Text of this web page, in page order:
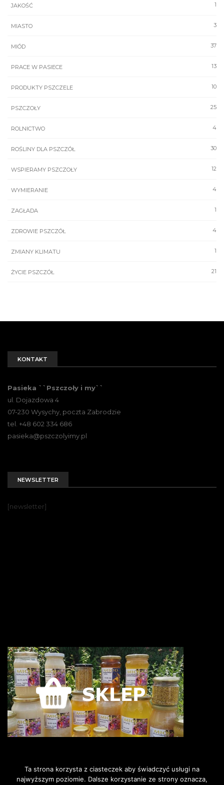
1
JAKOŚĆ
3
MIASTO
37
MIÓD
13
PRACE W PASIECE
10
PRODUKTY PSZCZELE
25
PSZCZOŁY
4
ROLNICTWO
30
ROŚLINY DLA PSZCZÓŁ
12
WSPIERAMY PSZCZOŁY
4
WYMIERANIE
1
ZAGŁADA
4
ZDROWIE PSZCZÓŁ
1
ZMIANY KLIMATU
21
ŻYCIE PSZCZÓŁ
KONTAKT
Pasieka ``Pszczoły i my``
ul. Dojazdowa 4
07-230 Wysychy, poczta Zabrodzie
tel. +48 602 334 686
pasieka@pszczolyimy.pl
NEWSLETTER
[newsletter]
Ta strona korzysta z ciasteczek aby świadczyć usługi na
najwyższym poziomie. Dalsze korzystanie ze strony oznacza,